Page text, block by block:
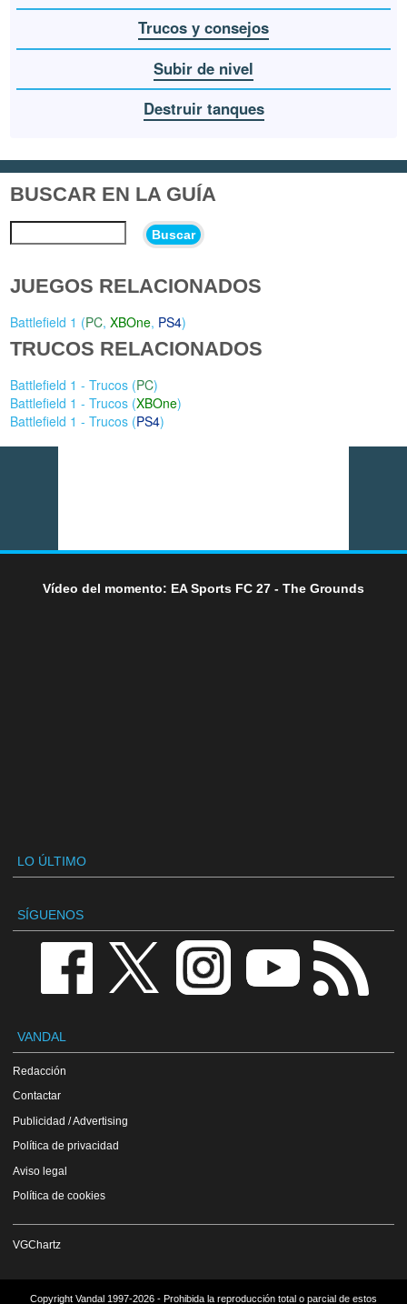
Trucos y consejos
Subir de nivel
Destruir tanques
BUSCAR EN LA GUÍA
Buscar
JUEGOS RELACIONADOS
Battlefield 1 (PC,XBOne, PS4)
TRUCOS RELACIONADOS
Battlefield 1 - Trucos (PC)
Battlefield 1 - Trucos (XBOne)
Battlefield 1 - Trucos (PS4)
Vídeo del momento: EA Sports FC 27 - The Grounds
LO ÚLTIMO
SÍGUENOS
VANDAL
Redacción
Contactar
Publicidad / Advertising
Política de privacidad
Aviso legal
Política de cookies
VGChartz
Copyright Vandal 1997-2026 - Prohibida la reproducción total o parcial de estos